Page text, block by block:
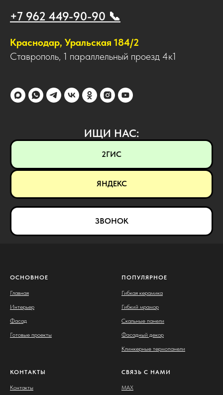
+7 962 449-90-90 📞
Краснодар, Уральская 184/2
Ставрополь, 1 параллельный проезд 4к1
ИЩИ НАС:
2ГИС
ЯНДЕКС
ЗВОНОК
ОСНОВНОЕ
Главная
Интерьер
Фасад
Готовые проекты
ПОПУЛЯРНОЕ
Гибкая керамика
Гибкий мрамор
Скальные панели
Фасадный декор
Клинкерные термопанели
КОНТАКТЫ
Контакты
СВЯЗЬ С НАМИ
MAX